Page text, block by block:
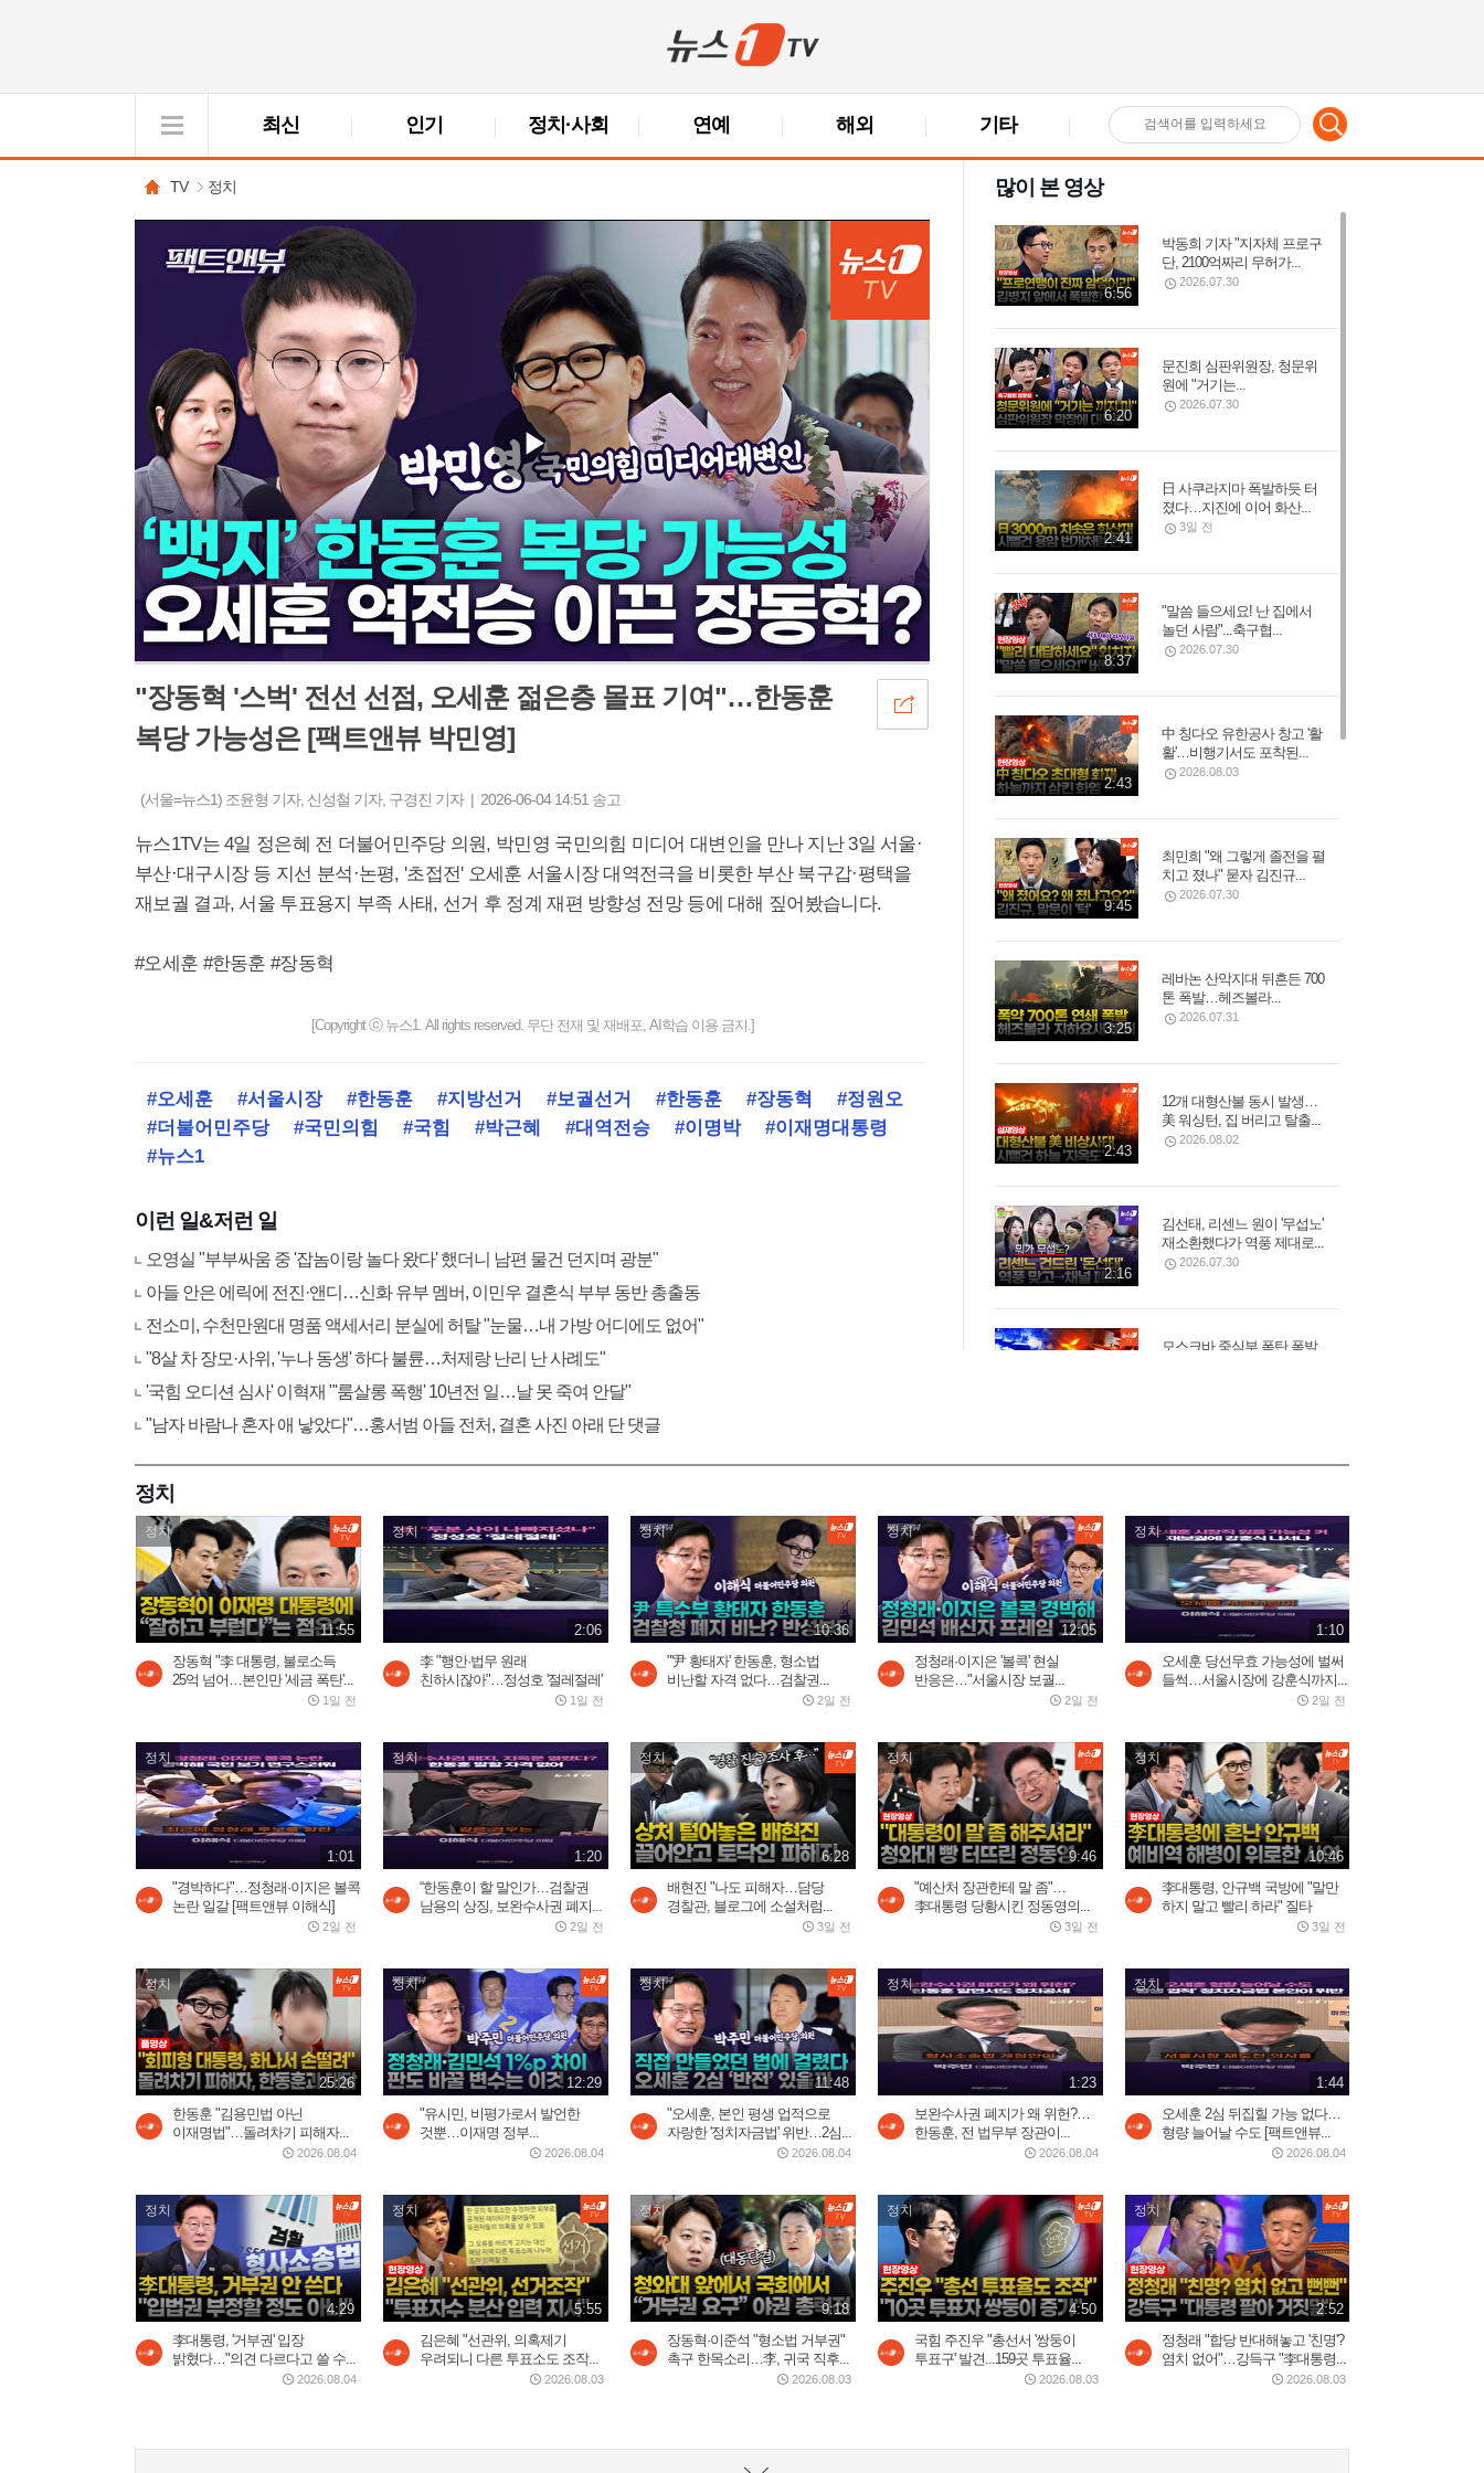
최신 인기 정치·사회 연예 해외 기타 검
어
입
력
TV 정치
"장동혁 '스벅' 전선 선점, 오세훈 젊은층 몰표 기여"…한동훈
복당 가능성은 [팩트앤뷰 박민영]
(서울=뉴스1) 조윤형 기자, 신성철 기자, 구경진 기자 | 2026-06-04 14:51 송고
뉴스1TV는 4일 정은혜 전 더불어민주당 의원, 박민영 국민의힘 미디어 대변인을 만나 지난 3일 서울·
부산·대구시장 등 지선 분석·논평, '초접전' 오세훈 서울시장 대역전극을 비롯한 부산 북구갑·평택을
재보궐 결과, 서울 투표용지 부족 사태, 선거 후 정계 재편 방향성 전망 등에 대해 짚어봤습니다.
#오세훈 #한동훈 #장동혁
[Copyright ⓒ 뉴스1. All rights reserved. 무단 전재 및 재배포, AI학습 이용 금지.]
#오세훈 #서울시장 #한동훈 #지방선거 #보궐선거 #한동훈 #장동혁
#정원오
#더불어민주당
#국민의힘 #국힘 #박근혜 #대역전승 #이명박
#이재명대통령
#뉴스1
이런 일&저런 일
오영실 "부부싸움 중 '잡놈이랑 놀다 왔다' 했더니 남편 물건 던지며 광분"
아들 안은 에릭에 전진·앤디…신화 유부 멤버, 이민우 결혼식 부부 동반 총출동
전소미, 수천만원대 명품 액세서리 분실에 허탈 "눈물…내 가방 어디에도 없어"
"8살 차 장모·사위, '누나 동생' 하다 불륜…처제랑 난리 난 사례도"
'국힘 오디션 심사' 이혁재 "'룸살롱 폭행' 10년전 일…날 못 죽여 안달"
"남자 바람나 혼자 애 낳았다"…홍서범 아들 전처, 결혼 사진 아래 단 댓글
많이 본 영상
6:56
박동희 기자 "지자체 프로구
단, 2100억짜리 무허가...
2026.07.30
6:20
문진희 심판위원장, 청문위
원에 "거기는...
2026.07.30
2:41
日 사쿠라지마 폭발하듯 터
졌다…지진에 이어 화산...
3일 전
8:37
"말씀 들으세요! 난 집에서
놀던 사람"...축구협...
2026.07.30
2:43
中 칭다오 유한공사 창고 '활
활'…비행기서도 포착된...
2026.08.03
9:45
최민희 "왜 그렇게 졸전을 펼
치고 졌나" 묻자 김진규...
2026.07.30
3:25
레바논 산악지대 뒤흔든 700
톤 폭발…헤즈볼라...
2026.07.31
2:43
12개 대형산불 동시 발생…
美 워싱턴, 집 버리고 탈출...
2026.08.02
2:16
김선태, 리센느 원이 '무섭노'
재소환했다가 역풍 제대로...
2026.07.30
모스크바 중심부 폭탄 폭발,
3:03
푸틴 별장 코앞 휴양지에 드
2:59
바다로 풍덩 철조망 뚫고...수
천 명 모로코인 탈출 현장
2:20
2026.07.30
15:23
5시간 밤샘 '필버' 나경
원…"IMF에 이은 JMF...
벌써 들썩…서울시장에...
2일 전
3:34
트럼프 “이란 두들겨 팰 것”…
사우디, 이라크·후티...
2026.07.30
3:20
제니, 롤라팔루자 무슨 일...
美 혹평에 전 세계 팬들 '난리'
2026.08.04
중국 현지에서 반응 난리난
장원영 광고
2026.08.03
쿠웨이트 미군기지 드론 공
정치
정치
11:55
장동혁 "李 대통령, 불로소득
25억 넘어…본인만 '세금 폭탄'...
1일 전
정치
2:06
李 "행안·법무 원래
친하시잖아"…정성호 '절레절레'
1일 전
정치
10:36
"'尹 황태자' 한동훈, 형소법
비난할 자격 없다…검찰권...
2일 전
정치
12:05
정청래·이지은 '볼콕' 현실
반응은…"서울시장 보궐...
2일 전
정치
1:10
오세훈 당선무효 가능성에 벌써
들썩…서울시장에 강훈식까지...
2일 전
정치
1:01
"경박하다"…정청래·이지은 볼콕
논란 일갈 [팩트앤뷰 이해식]
2일 전
정치
1:20
“한동훈이 할 말인가…검찰권
남용의 상징, 보완수사권 폐지...
2일 전
정치
6:28
배현진 "나도 피해자…담당
경찰관, 블로그에 소설처럼...
3일 전
정치
9:46
"예산처 장관한테 말 좀"…
李대통령 당황시킨 정동영의...
3일 전
정치
10:46
李대통령, 안규백 국방에 "말만
하지 말고 빨리 하라" 질타
3일 전
정치
25:26
한동훈 "김용민법 아닌
이재명법"…돌려차기 피해자...
2026.08.04
정치
12:29
"유시민, 비평가로서 발언한
것뿐…이재명 정부...
2026.08.04
정치
11:48
"오세훈, 본인 평생 업적으로
자랑한 '정치자금법' 위반…2심...
2026.08.04
정치
1:23
보완수사권 폐지가 왜 위헌?…
한동훈, 전 법무부 장관이...
2026.08.04
정치
1:44
오세훈 2심 뒤집힐 가능 없다…
형량 늘어날 수도 [팩트앤뷰...
2026.08.04
정치
4:29
李대통령, '거부권' 입장
밝혔다…"의견 다르다고 쓸 수...
2026.08.04
정치
5:55
김은혜 "선관위, 의혹제기
우려되니 다른 투표소도 조작...
2026.08.03
정치
9:18
장동혁·이준석 "형소법 거부권"
촉구 한목소리…李, 귀국 직후...
2026.08.03
정치
4:50
국힘 주진우 "총선서 '쌍둥이
투표구' 발견...159곳 투표율...
2026.08.03
정치
2:52
정청래 "합당 반대해놓고 '친명'?
염치 없어"…강득구 "李대통령...
2026.08.03